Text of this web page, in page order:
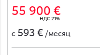
55 900 €
НДС 21%
с 593 € /месяц